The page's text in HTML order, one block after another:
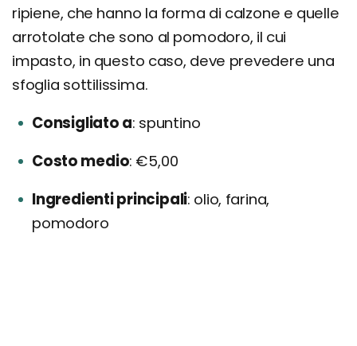
ripiene, che hanno la forma di calzone e quelle
arrotolate che sono al pomodoro, il cui
impasto, in questo caso, deve prevedere una
sfoglia sottilissima.
Consigliato a spuntino
Costo medio €5,00
Ingredienti principali olio, farina,
pomodoro